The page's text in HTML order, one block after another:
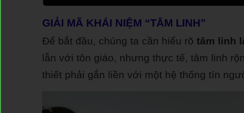
GIẢI MÃ KHÁI NIỆM “TÂM LINH”
Để bắt đầu, chúng ta cần hiểu rõ tâm linh
lẫn với tôn giáo, nhưng thực tế, tâm linh
thiết phải gắn liền với một hệ thống tín